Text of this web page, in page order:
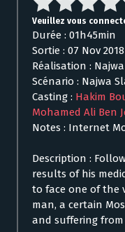
Veuillez vous
Durée : 01h45min
Sortie : 07 Nov 2018
Réalisation :
Scénario : Najwa
Casting : Hakim
Mohamed Ali Ben
Notes : Internet
Description :
results of his
to face one of the
man, a certain
and suffering